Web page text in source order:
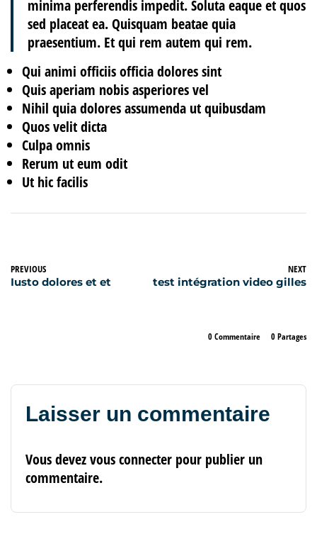
minima perferendis impedit. Soluta eaque et quos
sed placeat ea. Quisquam beatae quia
praesentium. Et qui rem autem qui rem.
Qui animi officiis officia dolores sint
Quis aperiam nobis asperiores vel
Nihil quia dolores assumenda ut quibusdam
Quos velit dicta
Culpa omnis
Rerum ut eum odit
Ut hic facilis
PREVIOUS
Iusto dolores et et
NEXT
test intégration video gilles
0 Commentaire 0Partages
Laisser un commentaire
Vous devezvous connecter pour publier un
commentaire.